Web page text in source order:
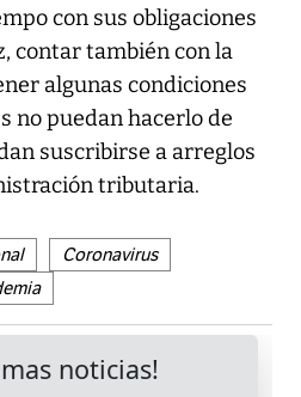
con sus obligaciones
contar también con la
algunas condiciones
no puedan hacerlo de
suscribirse a arreglos
tributaria.
Coronavirus